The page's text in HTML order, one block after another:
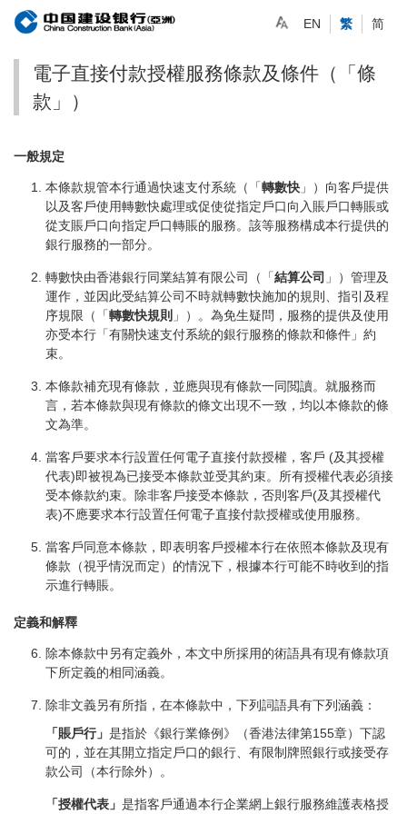
EN 繁 简
電子直接付款授權服務條款及條件（「條
款」）
一般規定
本條款規管本行通過快速支付系統（「轉數快 」）向客戶提供
以及客戶使用轉數快處理或促使從指定戶口向入賬戶口轉賬或
從支賬戶口向指定戶口轉賬的服務。該等服務構成本行提供的
銀行服務的一部分。
轉數快由香港銀行同業結算有限公司（「結算公司 」）管理及
運作，並因此受結算公司不時就轉數快施加的規則、指引及程
序規限（「轉數快規則 」）。為免生疑問，服務的提供及使用
亦受本行「有關快速支付系統的銀行服務的條款和條件」約
束。
本條款補充現有條款，並應與現有條款一同閲讀。就服務而
言，若本條款與現有條款的條文出現不一致，均以本條款的條
文為準。
當客戶要求本行設置任何電子直接付款授權，客戶 (及其授權
代表)即被視為已接受本條款並受其約束。所有授權代表必須接
受本條款約束。除非客戶接受本條款，否則客戶(及其授權代
表)不應要求本行設置任何電子直接付款授權或使用服務。
當客戶同意本條款，即表明客戶授權本行在依照本條款及現有
條款（視乎情況而定）的情況下，根據本行可能不時收到的指
示進行轉賬。
定義和解釋
除本條款中另有定義外，本文中所採用的術語具有現有條款項
下所定義的相同涵義。
除非文義另有所指，在本條款中，下列詞語具有下列涵義：
「賬戶行」 是指於《銀行業條例》（香港法律第155章）下認
可的，並在其開立指定戶口的銀行、有限制牌照銀行或接受存
款公司（本行除外）。
「授權代表」 是指客戶通過本行企業網上銀行服務維護表格授